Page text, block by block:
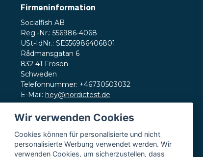
Firmeninformation
Socialfish AB
Reg.-Nr.: 556986-4068
USt-IdNr.: SE556986406801
Rådmansgatan 6
832 41 Frösön
Schweden
Telefonnummer: +46730503032
E-Mail: hey@nordictest.de
Öffnungszeiten:
Mo.–Fr. 10:00–17:00 Uhr (CET)
Wir verwenden Cookies
Cookies können für personalisierte und nicht
personalisierte Werbung verwendet werden. Wir
verwenden Cookies, um sicherzustellen, dass